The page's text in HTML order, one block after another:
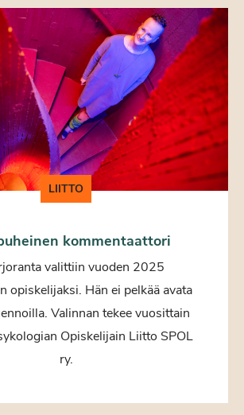
LIITTO
kommentaattori
valittiin vuoden 2025
opiskelijaksi. Hän ei pelkää avata
Valinnan tekee vuosittain
Opiskelijain Liitto SPOL
ry.